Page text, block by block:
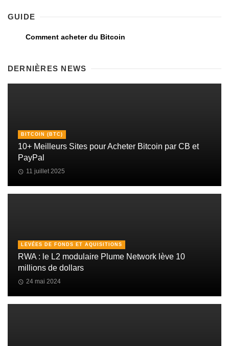
GUIDE
Comment acheter du Bitcoin
DERNIÈRES NEWS
BITCOIN (BTC)
10+ Meilleurs Sites pour Acheter Bitcoin par CB et
PayPal
11 juillet 2025
LEVÉES DE FONDS ET AQUISITIONS
RWA : le L2 modulaire Plume Network lève 10
millions de dollars
24 mai 2024